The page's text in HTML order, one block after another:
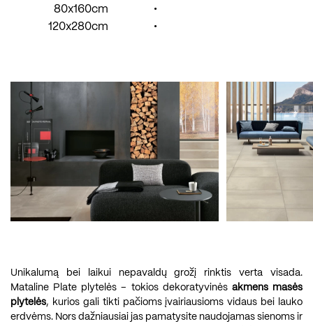
80x160cm
•
120x280cm
•
Unikalumą bei laikui nepavaldų grožį rinktis verta visada.
Mataline Plate plytelės – tokios dekoratyvinės akmens masės
plytelės, kurios gali tikti pačioms įvairiausioms vidaus bei lauko
erdvėms. Nors dažniausiai jas pamatysite naudojamas sienoms ir